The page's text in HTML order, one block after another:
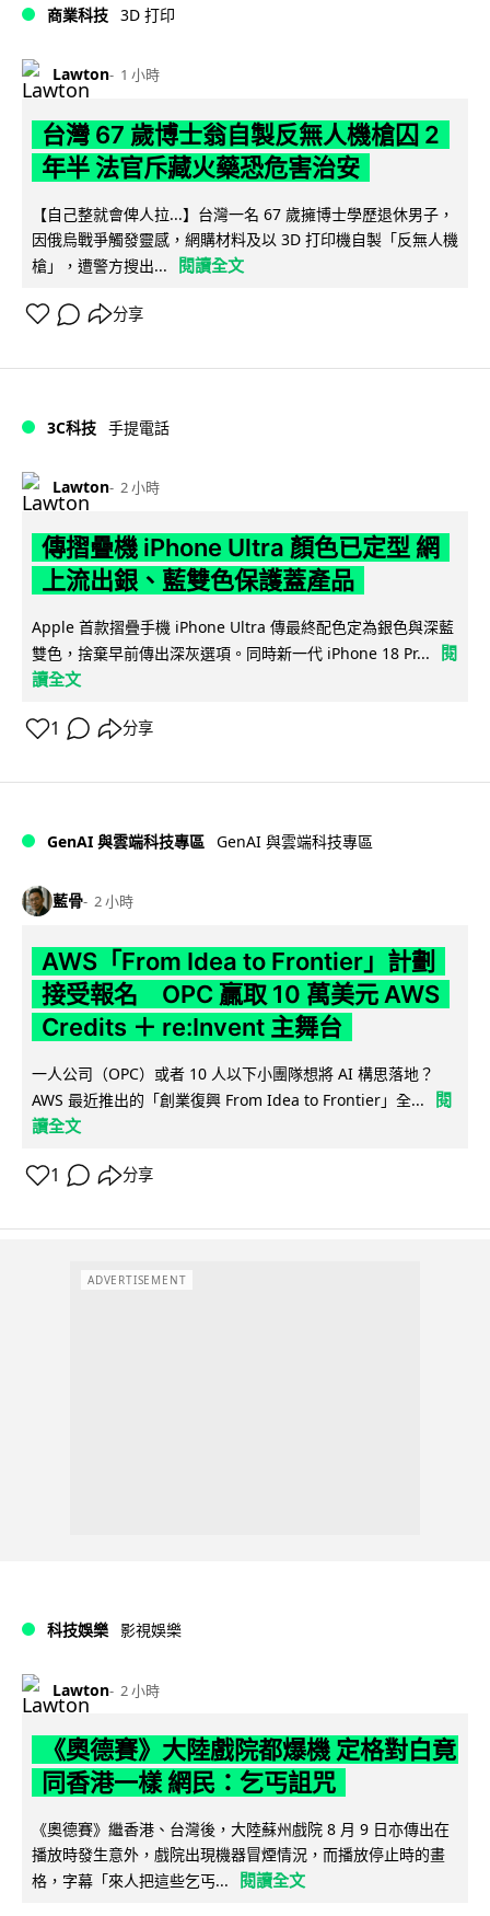
商業科技 3D 打印
Lawton 1 小時
台灣 67 歲博士翁自製反無人機槍囚 2
年半 法官斥藏火藥恐危害治安
【自己整就會俾人拉...】台灣一名 67 歲擁博士學歷退休男子，
因俄烏戰爭觸發靈感，網購材料及以 3D 打印機自製「反無人機
槍」，遭警方搜出...
閱讀全文
分享
3C科技 手提電話
Lawton 2 小時
傳摺疊機 iPhone Ultra 顏色已定型 網
上流出銀、藍雙色保護蓋產品
Apple 首款摺疊手機 iPhone Ultra 傳最終配色定為銀色與深藍
雙色，捨棄早前傳出深灰選項。同時新一代 iPhone 18 Pr...
閱
讀全文
1 分享
GenAI 與雲端科技專區 GenAI 與雲端科技專區
藍骨 2 小時
AWS「From Idea to Frontier」計劃
接受報名 OPC 贏取 10 萬美元 AWS
Credits ＋ re:Invent 主舞台
一人公司（OPC）或者 10 人以下小團隊想將 AI 構思落地？
AWS 最近推出的「創業復興 From Idea to Frontier」全...
閱
讀全文
1 分享
ADVERTISEMENT
科技娛樂 影視娛樂
Lawton 2 小時
《奧德賽》大陸戲院都爆機 定格對白竟
同香港一樣 網民：乞丐詛咒
《奧德賽》繼香港、台灣後，大陸蘇州戲院 8 月 9 日亦傳出在
播放時發生意外，戲院出現機器冒煙情況，而播放停止時的畫
格，字幕「來人把這些乞丐...
閱讀全文